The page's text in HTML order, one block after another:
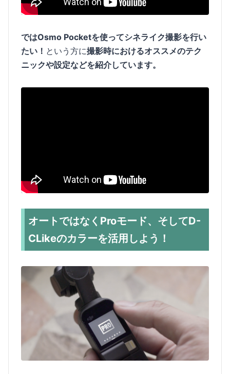
ではOsmo Pocketを使ってシネライク撮影を行い
たい！ という方に撮影時におけるオススメのテク
ニックや設定などを紹介しています。
オートではなくProモード、そしてD-
CLikeのカラーを活用しよう！